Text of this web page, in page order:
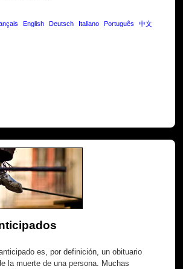
English Deutsch Italiano Português 中文
es, por definición, un obituario
la muerte de una persona. Muchas